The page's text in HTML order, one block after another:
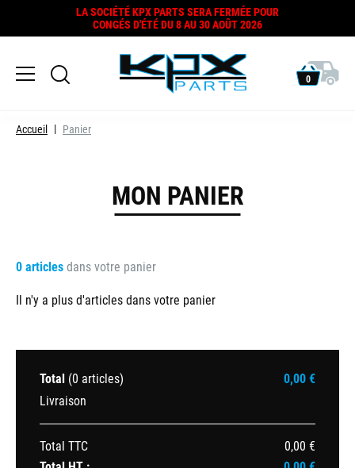
LA SOCIÉTÉ KPX PARTS SERA FERMÉE POUR
CONGÉS D'ÉTÉ DU 8 AU 30 AOÛT 2026
0
Accueil Panier
MON PANIER
0 articlesdans votre panier
Il n'y a plus d'articles dans votre panier
Total (0 articles)
0,00 €
Livraison
Total TTC
0,00 €